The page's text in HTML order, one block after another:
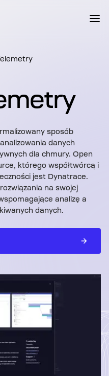
sposób
danych
dla chmury. Open
którego współtwórcą i
jest Dynatrace.
na swojej
analizę a
danych.